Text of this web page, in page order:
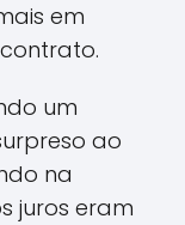
em
um
ao
na
juros eram